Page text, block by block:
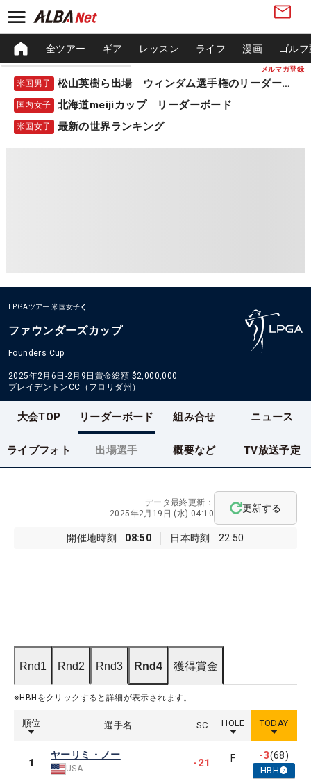
メルマガ登録
全ツアー ギア レッスン ライフ 漫画 ゴル
米国男子 松山英樹ら出場 ウィンダム選手権のリーダーボード
国内女子 北海道meijiカップ リーダーボード
米国女子 最新の世界ランキング
LPGAツアー 米国女子
ファウンダーズカップ
Founders Cup
2025年2月6日-2月9日 賞金総額 $2,000,000
ブレイデントンCC（フロリダ州）
大会TOP リーダーボード 組み合せ ニュース
ライブフォト 出場選手 概要など TV放送予定
開催地時刻 08:50 日本時刻 22:50
データ最終更新：
2025年2月19日 (水) 04:10
更新する
Rnd1 Rnd2 Rnd3 Rnd4 獲得賞金
※HBHをクリックすると詳細が表示されます。
順位 選手名 SC HOLE TODAY
1
ヤーリミ・ノー
USA -21 F -3(68)
HBH